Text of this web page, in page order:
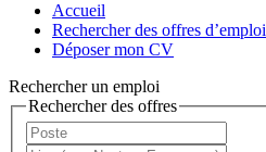
Accueil
Rechercher des offres d’emploi
Déposer mon CV
Rechercher un emploi
Rechercher des offres